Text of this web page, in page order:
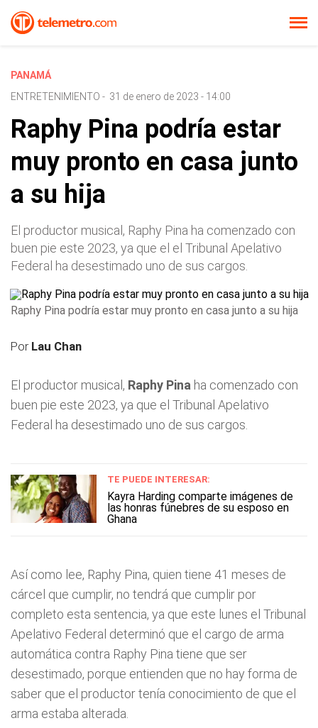
PANAMÁ
ENTRETENIMIENTO - 31 de enero de 2023 - 14:00
Raphy Pina podría estar
muy pronto en casa junto
a su hija
El productor musical, Raphy Pina ha comenzado con
buen pie este 2023, ya que el el Tribunal Apelativo
Federal ha desestimado uno de sus cargos.
Raphy Pina podría estar muy pronto en casa junto a su hija
Por Lau Chan
El productor musical, Raphy Pina ha comenzado con
buen pie este 2023, ya que el Tribunal Apelativo
Federal ha desestimado uno de sus cargos.
TE PUEDE INTERESAR:
Kayra Harding comparte imágenes de
las honras fúnebres de su esposo en
Ghana
Así como lee, Raphy Pina, quien tiene 41 meses de
cárcel que cumplir, no tendrá que cumplir por
completo esta sentencia, ya que este lunes el Tribunal
Apelativo Federal determinó que el cargo de arma
automática contra Raphy Pina tiene que ser
desestimado, porque entienden que no hay forma de
saber que el productor tenía conocimiento de que el
arma estaba alterada.